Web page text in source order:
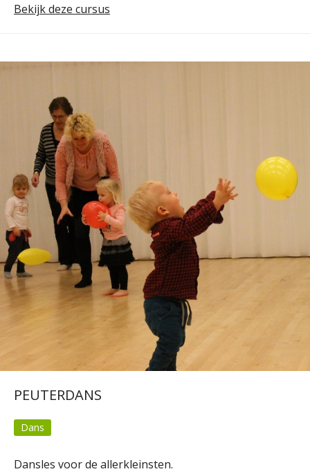
Bekijk deze cursus
PEUTERDANS
Dans
Dansles voor de allerkleinsten.